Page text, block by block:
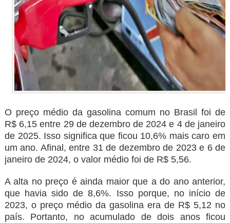
O preço médio da gasolina comum no Brasil foi de
R$ 6,15 entre 29 de dezembro de 2024 e 4 de janeiro
de 2025. Isso significa que ficou 10,6% mais caro em
um ano. Afinal, entre 31 de dezembro de 2023 e 6 de
janeiro de 2024, o valor médio foi de R$ 5,56.
A alta no preço é ainda maior que a do ano anterior,
que havia sido de 8,6%. Isso porque, no início de
2023, o preço médio da gasolina era de R$ 5,12 no
país. Portanto, no acumulado de dois anos ficou